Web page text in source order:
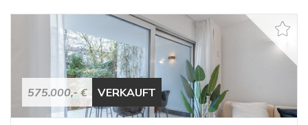
575.000,- € VERKAUFT